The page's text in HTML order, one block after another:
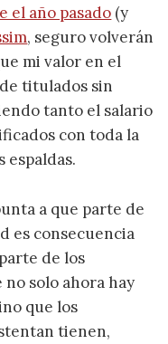
el año pasado (y
, seguro volverán
mi valor en el
titulados sin
tanto el salario
con toda la
espaldas.
a que parte de
es consecuencia
de los
no solo ahora hay
que los
tienen,